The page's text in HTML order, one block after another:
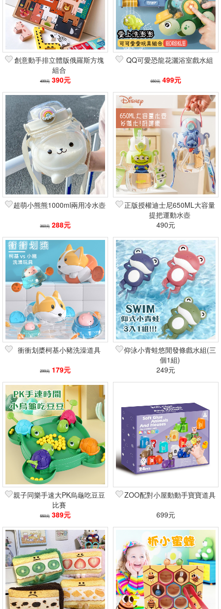
創意動手排立體版俄羅斯方塊
組合
499元 390元
QQ可愛恐龍花灑浴室戲水組
650元 499元
超萌小熊熊1000ml兩用冷水壺
360元 288元
正版授權迪士尼650ML大容量
提把運動水壺
490元
衝衝划槳柯基小豬洗澡道具
299元 179元
仰泳小青蛙悠閒發條戲水組(三
個1組)
249元
親子同樂手速大PK烏龜吃豆豆
比賽
550元 389元
ZOO配對小屋動動手寶寶道具
699元